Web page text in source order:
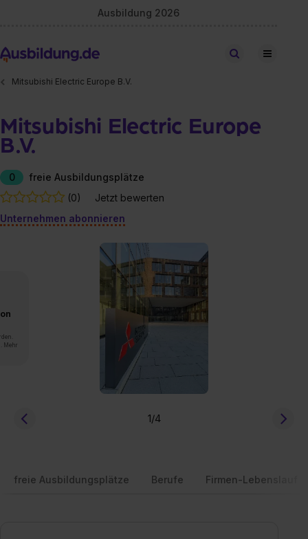
Ausbildung 2026
Stellen finden
Mitsubishi Electric Europe B.V.
Mitsubishi Electric Europe
B.V.
0
freie Ausbildungsplätze
(0)
Jetzt bewerten
Unternehmen abonnieren
Mehr
1/4
freie Ausbildungsplätze Berufe Firmen-Lebenslauf